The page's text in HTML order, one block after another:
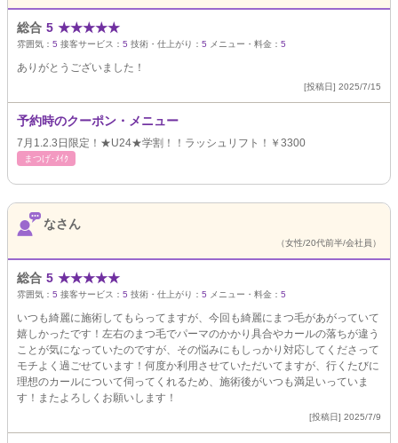
総合 5 ★★★★★
雰囲気： 5 接客サービス： 5 技術・仕上がり： 5 メニュー・料金： 5
ありがとうございました！
[投稿日] 2025/7/15
予約時のクーポン・メニュー
7月1.2.3日限定！★U24★学割！！ラッシュリフト！￥3300
まつげ･ﾒｲｸ
なさん
（女性/20代前半/会社員）
総合 5 ★★★★★
雰囲気： 5 接客サービス： 5 技術・仕上がり： 5 メニュー・料金： 5
いつも綺麗に施術してもらってますが、今回も綺麗にまつ毛があがっていて
嬉しかったです！左右のまつ毛でパーマのかかり具合やカールの落ちが違う
ことが気になっていたのですが、その悩みにもしっかり対応してくださって
モチよく過ごせています！何度か利用させていただいてますが、行くたびに
理想のカールについて伺ってくれるため、施術後がいつも満足いっていま
す！またよろしくお願いします！
[投稿日] 2025/7/9